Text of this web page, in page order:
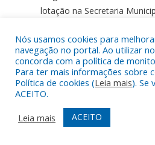
lotação na Secretaria
cargo em comissão de
lotação no Gabinete do
Decreto Nº 113/2020: Fica
cargo em comissão de
lotação na Secretaria
Nós usamos cookies para
navegação no portal. Ao utilizar
concorda com a política de
Para ter mais informações sobre
Política de cookies (Leia mais). Se
ACEITO.
Leia mais
ACEITO